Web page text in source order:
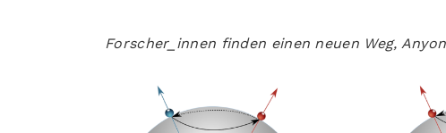
Forscher_innen finden einen neuen Weg,